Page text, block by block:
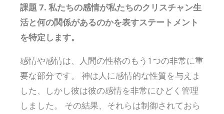
課題 7. 私たちの感情が私たちのクリスチャン生
活と何の関係があるのかを表すステートメント
を特定します。
感情や感情は、人間の性格のもう1つの非常に重
要な部分です。 神は人に感情的な性質を与えま
した、しかし彼は彼の感情を非常にひどく管理
しました。 その結果、それらは制御されておら